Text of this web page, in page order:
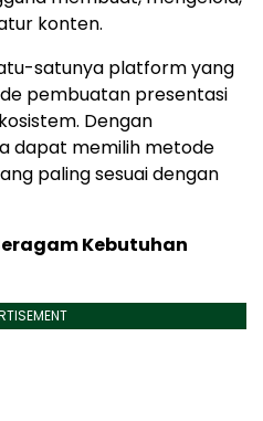
konten.
satunya platform yang
pembuatan presentasi
Dengan
dapat memilih metode
paling sesuai dengan
Kebutuhan